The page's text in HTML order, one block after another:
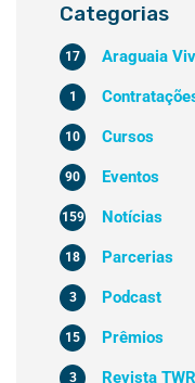
Categorias
Araguaia
17
1
Cursos
10
Eventos
90
Notícias
159
Parcerias
18
Podcast
3
Prêmios
15
Revista
3